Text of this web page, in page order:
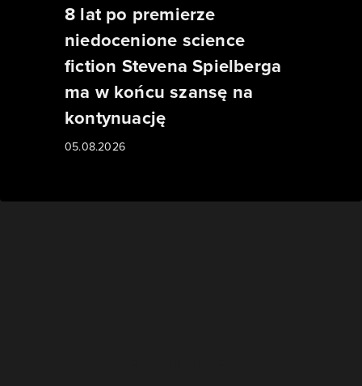
8 lat po premierze
niedocenione science
fiction Stevena Spielberga
ma w końcu szansę na
kontynuację
05.08.2026